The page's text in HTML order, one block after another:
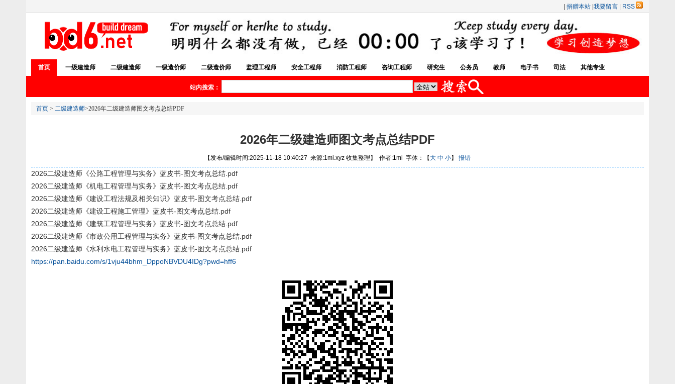
捐赠本站 我要留言 RSS
首页 一级建造师 二级建造师 一级造价师 二级造价师 监理工程师 安全工程师 消防工程师 咨询工程师 研究生 公务员 教师 电子书 司法 其他专业
站内搜索：
首页 > 二级建造师>2026年二级建造师图文考点总结PDF
2026年二级建造师图文考点总结PDF
【发布/编辑时间:2025-11-18 10:40:27 来源:1mi.xyz 收集整理】 作者:1mi 字体：【大 中 小】 报错
2026二级建造师《公路工程管理与实务》蓝皮书-图文考点总结.pdf
2026二级建造师《机电工程管理与实务》蓝皮书-图文考点总结.pdf
2026二级建造师《建设工程法规及相关知识》蓝皮书-图文考点总结.pdf
2026二级建造师《建设工程施工管理》蓝皮书-图文考点总结.pdf
2026二级建造师《建筑工程管理与实务》蓝皮书-图文考点总结.pdf
2026二级建造师《市政公用工程管理与实务》蓝皮书-图文考点总结.pdf
2026二级建造师《水利水电工程管理与实务》蓝皮书-图文考点总结.pdf
https://pan.baidu.com/s/1vju44bhm_DppoNBVDU4IDg?pwd=hff6